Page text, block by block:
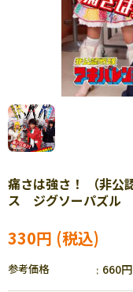
痛さは強さ！ （非
ス ジグソーパズル
330円
参考価格 660円